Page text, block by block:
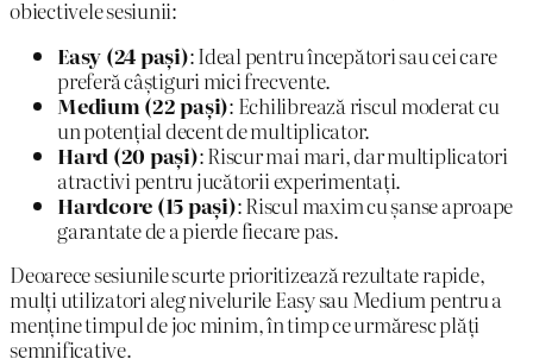
obiectivele sesiunii:
Easy (24 pași): Ideal pentru începători sau cei care
preferă câștiguri mici frecvente.
Medium (22 pași): Echilibrează riscul moderat cu
un potențial decent de multiplicator.
Hard (20 pași): Riscur mai mari, dar multiplicatori
atractivi pentru jucătorii experimentați.
Hardcore (15 pași): Riscul maxim cu șanse aproape
garantate de a pierde fiecare pas.
Deoarece sesiunile scurte prioritizează rezultate rapide,
mulți utilizatori aleg nivelurile Easy sau Medium pentru a
menține timpul de joc minim, în timp ce urmăresc plăți
semnificative.